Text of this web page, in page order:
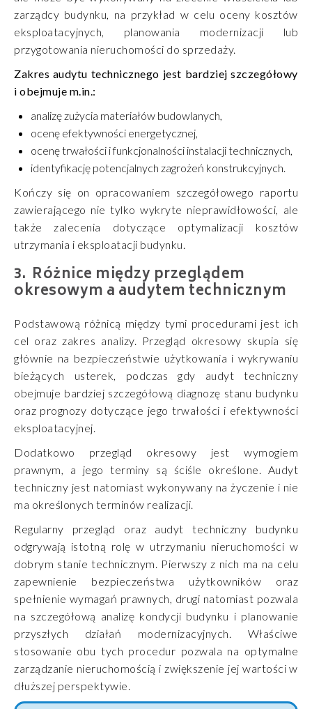
zarządcy budynku, na przykład w celu oceny kosztów
eksploatacyjnych, planowania modernizacji lub
przygotowania nieruchomości do sprzedaży.
Zakres audytu technicznego jest bardziej szczegółowy
i obejmuje m.in.:
analizę zużycia materiałów budowlanych,
ocenę efektywności energetycznej,
ocenę trwałości i funkcjonalności instalacji technicznych,
identyfikację potencjalnych zagrożeń konstrukcyjnych.
Kończy się on opracowaniem szczegółowego raportu
zawierającego nie tylko wykryte nieprawidłowości, ale
także zalecenia dotyczące optymalizacji kosztów
utrzymania i eksploatacji budynku.
Różnice między przeglądem
okresowym a audytem technicznym
Podstawową różnicą między tymi procedurami jest ich
cel oraz zakres analizy. Przegląd okresowy skupia się
głównie na bezpieczeństwie użytkowania i wykrywaniu
bieżących usterek, podczas gdy audyt techniczny
obejmuje bardziej szczegółową diagnozę stanu budynku
oraz prognozy dotyczące jego trwałości i efektywności
eksploatacyjnej.
Dodatkowo przegląd okresowy jest wymogiem
prawnym, a jego terminy są ściśle określone. Audyt
techniczny jest natomiast wykonywany na życzenie i nie
ma określonych terminów realizacji.
Regularny przegląd oraz audyt techniczny budynku
odgrywają istotną rolę w utrzymaniu nieruchomości w
dobrym stanie technicznym. Pierwszy z nich ma na celu
zapewnienie bezpieczeństwa użytkowników oraz
spełnienie wymagań prawnych, drugi natomiast pozwala
na szczegółową analizę kondycji budynku i planowanie
przyszłych działań modernizacyjnych. Właściwe
stosowanie obu tych procedur pozwala na optymalne
zarządzanie nieruchomością i zwiększenie jej wartości w
dłuższej perspektywie.